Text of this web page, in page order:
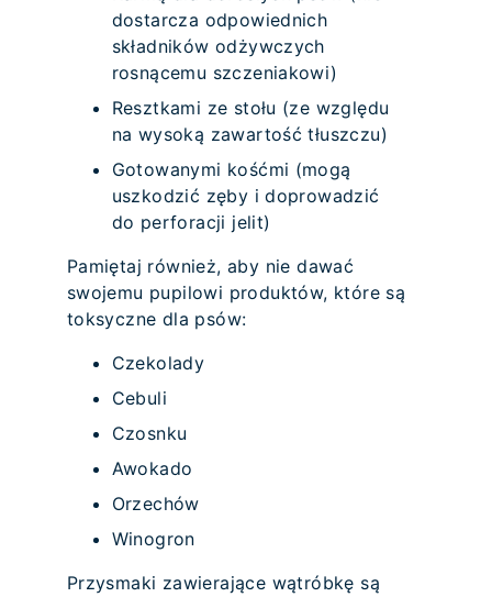
dostarcza odpowiednich
składników odżywczych
rosnącemu szczeniakowi)
Resztkami ze stołu (ze względu
na wysoką zawartość tłuszczu)
Gotowanymi kośćmi (mogą
uszkodzić zęby i doprowadzić
do perforacji jelit)
Pamiętaj również, aby nie dawać
swojemu pupilowi produktów, które są
toksyczne dla psów:
Czekolady
Cebuli
Czosnku
Awokado
Orzechów
Winogron
Przysmaki zawierające wątróbkę są